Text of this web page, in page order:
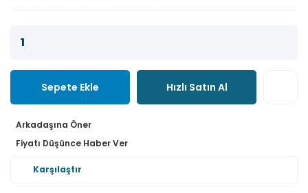
Sepete Ekle Hızlı Satın Al
Arkadaşına Öner
Fiyatı Düşünce Haber Ver
Karşılaştır